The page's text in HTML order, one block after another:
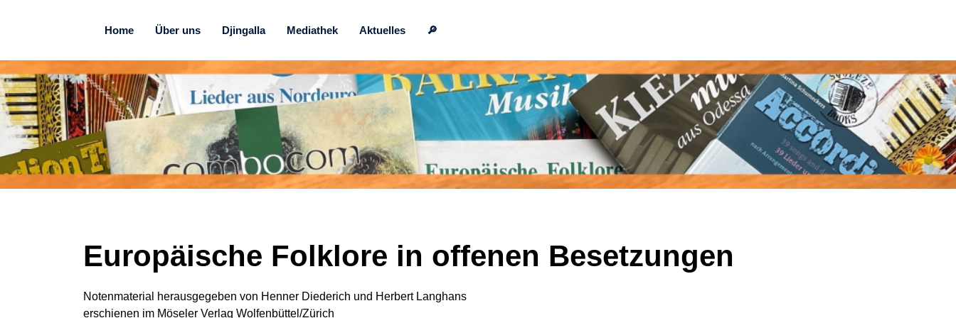
Home Über uns Djingalla Mediathek Aktuelles 🔎
Europäische Folklore in offenen Besetzungen
Notenmaterial herausgegeben von Henner Diederich und Herbert Langhans
erschienen im Möseler Verlag Wolfenbüttel/Zürich